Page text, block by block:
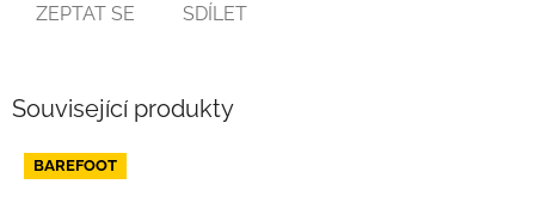
ZEPTAT SE SDÍLET
Související produkty
BAREFOOT